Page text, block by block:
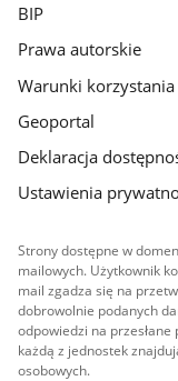
BIP
Prawa autorskie
Warunki korzystania
Geoportal
Deklaracja
Ustawienia
Strony dostępne w
mailowych. Użytkownik
mail zgadza się na
dobrowolnie podanych
odpowiedzi na
każdą z jednostek
osobowych.